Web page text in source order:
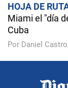
HOJA DE
Miami el "día
Cuba
Por Daniel